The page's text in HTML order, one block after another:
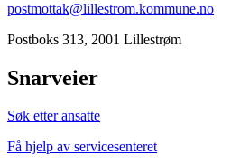
postmottak@lillestrom.kommune.no
Postboks 313, 2001 Lillestrøm
Snarveier
Søk etter ansatte
Få hjelp av servicesenteret